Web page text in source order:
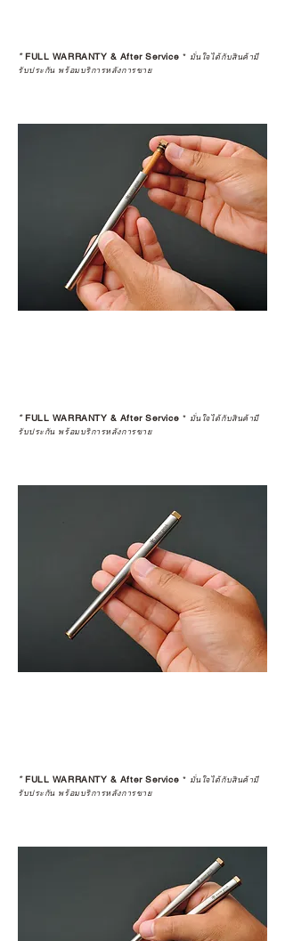
*FULL WARRANTY & After Service * มั่นใจได้กับสินค้ามี
รับประกัน พร้อมบริการหลังการขาย
*FULL WARRANTY & After Service * มั่นใจได้กับสินค้ามี
รับประกัน พร้อมบริการหลังการขาย
*FULL WARRANTY & After Service * มั่นใจได้กับสินค้ามี
รับประกัน พร้อมบริการหลังการขาย